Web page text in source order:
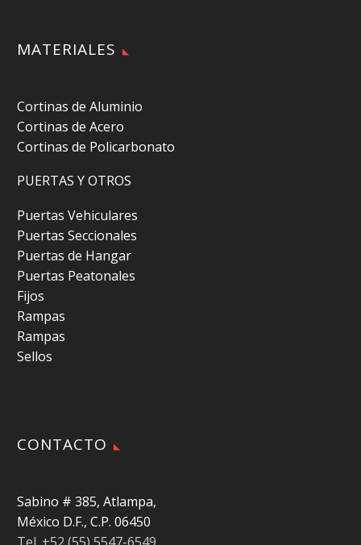
MATERIALES
Cortinas de Aluminio
Cortinas de Acero
Cortinas de Policarbonato
PUERTAS Y OTROS
Puertas Vehiculares
Puertas Seccionales
Puertas de Hangar
Puertas Peatonales
Fijos
Rampas
Rampas
Sellos
CONTACTO
Sabino # 385, Atlampa,
México D.F., C.P. 06450